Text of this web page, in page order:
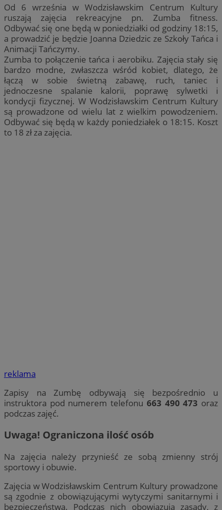
Od 6 września w Wodzisławskim Centrum Kultury
ruszają zajęcia rekreacyjne pn. Zumba fitness.
Odbywać się one będą w poniedziałki od godziny 18:15,
a prowadzić je będzie Joanna Dziedzic ze Szkoły Tańca i
Animacji Tańczymy.
Zumba to połączenie tańca i aerobiku. Zajęcia stały się
bardzo modne, zwłaszcza wśród kobiet, dlatego, że
łączą w sobie świetną zabawę, ruch, taniec i
jednoczesne spalanie kalorii, poprawę sylwetki i
kondycji fizycznej. W Wodzisławskim Centrum Kultury
są prowadzone od wielu lat z wielkim powodzeniem.
Odbywać się będą w każdy poniedziałek o 18:15. Koszt
to 18 zł za zajęcia.
reklama
Zapisy na Zumbę odbywają się bezpośrednio u
instruktora pod numerem telefonu 663 490 473 oraz
podczas zajęć.
Uwaga! Ograniczona ilość osób
Na zajęcia należy przynieść ze sobą zmienny strój
sportowy i obuwie.
Zajęcia w Wodzisławskim Centrum Kultury prowadzone
są zgodnie z obowiązującymi wytyczymi sanitarnymi i
bezpieczeństwa. Podczas nich obowiązują zasady, z